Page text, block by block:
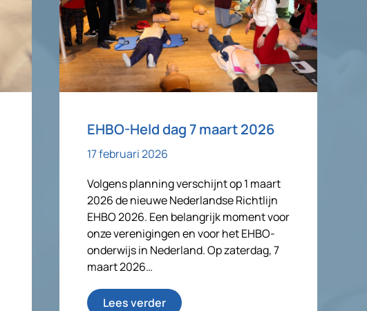
EHBO-Held dag 7 maart 2026
17 februari 2026
Volgens planning verschijnt op 1 maart
2026 de nieuwe Nederlandse Richtlijn
EHBO 2026. Een belangrijk moment voor
onze verenigingen en voor het EHBO-
onderwijs in Nederland. Op zaterdag, 7
maart 2026…
Lees verder